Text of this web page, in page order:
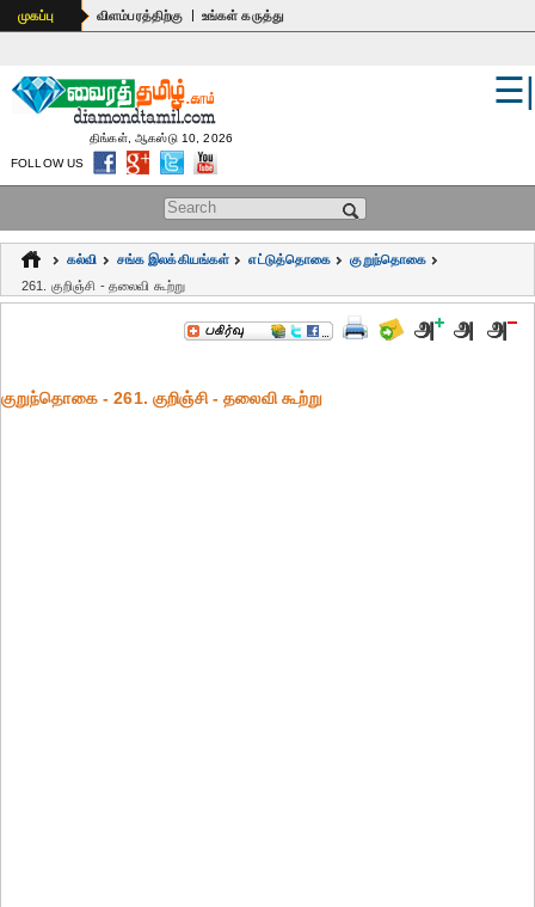
உலகம்
பொதுஅறிவு
கல்வி
ஆன்மிகம்
முகப்பு விளம்பரத்திற்கு | உங்கள் கருத்து
Search form
☰|
திங்கள், ஆகஸ்டு 10, 2026
FOLLOW US
கல்வி சங்க இலக்கியங்கள் எட்டுத்தொகை
குறுந்தொகை
261. குறிஞ்சி - தலைவி கூற்று
குறுந்தொகை - 261. குறிஞ்சி - தலைவி கூற்று